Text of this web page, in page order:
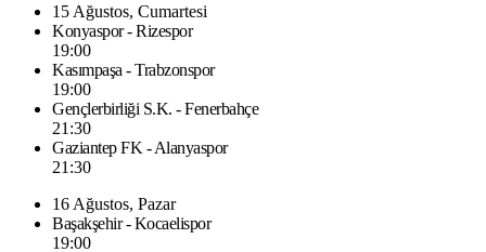
15 Ağustos, Cumartesi
Konyaspor - Rizespor
19:00
Kasımpaşa - Trabzonspor
19:00
Gençlerbirliği S.K. - Fenerbahçe
21:30
Gaziantep FK - Alanyaspor
21:30
16 Ağustos, Pazar
Başakşehir - Kocaelispor
19:00